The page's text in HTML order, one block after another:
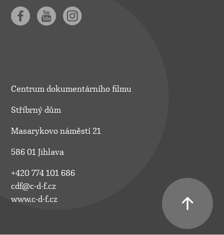
Centrum dokumentárního filmu
Stříbrný dům
Masarykovo náměstí 21
586 01 Jihlava
+420 774 101 686
cdf@c-d-f.cz
www.c-d-f.cz